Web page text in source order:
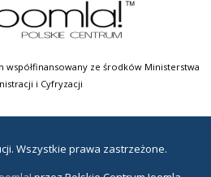
współfinansowany ze środków Ministerstwa
i Cyfryzacji
Wszystkie prawa zastrzeżone.